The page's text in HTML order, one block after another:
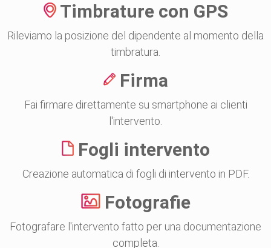
Timbrature con GPS
Rileviamo la posizione del dipendente al momento della
timbratura.
Firma
Fai firmare direttamente su smartphone ai clienti
l'intervento.
Fogli intervento
Creazione automatica di fogli di intervento in PDF.
Fotografie
Fotografare l'intervento fatto per una documentazione
completa.